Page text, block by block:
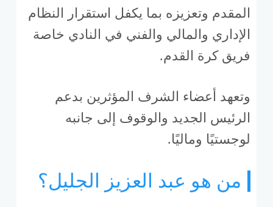
المقدم وتعزيزه بما يكفل استقرار النظام
الإداري والمالي والفني في النادي خاصة
فريق كرة القدم.
وتعهد أعضاء الشرف المؤثرين بدعم
الرئيس الجديد والوقوف إلى جانبه
لوجستيًا وماليًا.
من هو عبد العزيز الجليل؟